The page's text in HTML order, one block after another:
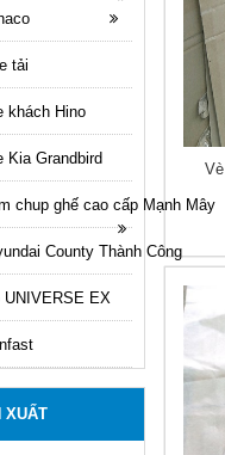
tải
khách Hino
Kia Grandbird
chup ghế cao cấp Mạnh Mây
County Thành Công
UNIVERSE EX
XUẤT